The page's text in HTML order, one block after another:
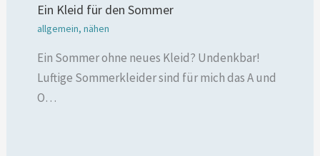
Ein Kleid für den Sommer
allgemein, nähen
Ein Sommer ohne neues Kleid? Undenkbar!
Luftige Sommerkleider sind für mich das A und
O…